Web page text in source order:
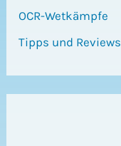
OCR-Wetkämpfe
Tipps und Reviews